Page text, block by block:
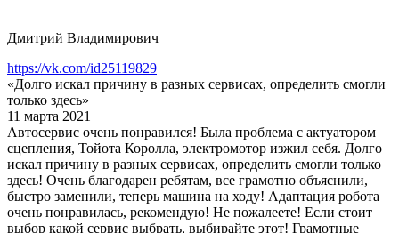
Дмитрий Владимирович
https://vk.com/id25119829
«Долго искал причину в разных сервисах, определить смогли
только здесь»
11 марта 2021
Автосервис очень понравился! Была проблема с актуатором
сцепления, Тойота Королла, электромотор изжил себя. Долго
искал причину в разных сервисах, определить смогли только
здесь! Очень благодарен ребятам, все грамотно объяснили,
быстро заменили, теперь машина на ходу! Адаптация робота
очень понравилась, рекомендую! Не пожалеете! Если стоит
выбор какой сервис выбрать, выбирайте этот! Грамотные